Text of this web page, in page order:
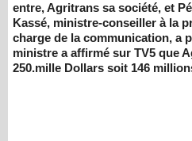
entre, Agritrans sa société, et
Kassé, ministre-conseiller à la
charge de la communication, a
ministre a affirmé sur TV5 que
250.mille Dollars soit 146